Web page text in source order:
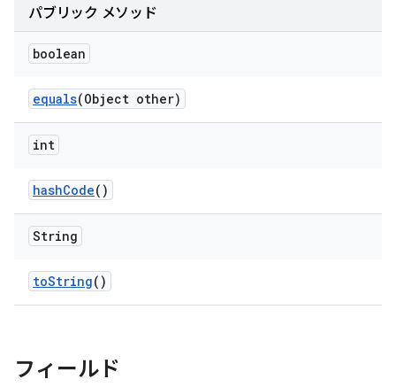
パブリック メソッド
boolean
equals(Object other)
int
hashCode()
String
toString()
フィールド